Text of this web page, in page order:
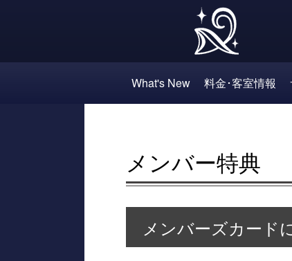
What's New 料金･客室情報
メンバー特典
メンバーズカード